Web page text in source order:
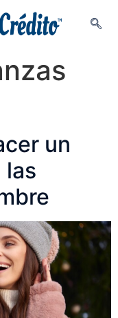
un
las